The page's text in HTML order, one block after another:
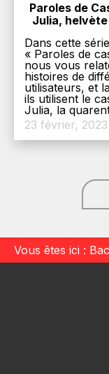
Paroles de
Julia,
Dans cette
« Paroles de
nous vous
histoires de
utilisateurs, et
ils utilisent le
Julia, la
23 février, 2023
Vous êtes ici :